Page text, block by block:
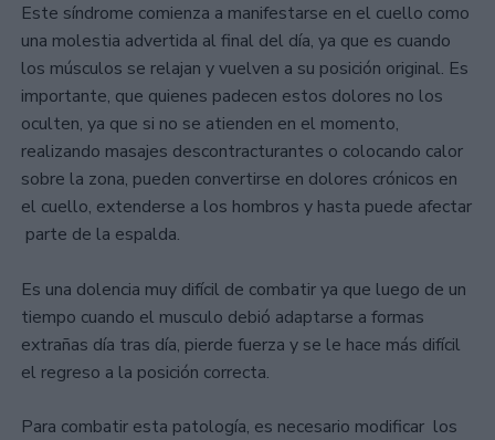
Este síndrome comienza a manifestarse en el cuello como
una molestia advertida al final del día, ya que es cuando
los músculos se relajan y vuelven a su posición original. Es
importante, que quienes padecen estos dolores no los
oculten, ya que si no se atienden en el momento,
realizando masajes descontracturantes o colocando calor
sobre la zona, pueden convertirse en dolores crónicos en
el cuello, extenderse a los hombros y hasta puede afectar
parte de la espalda.
Es una dolencia muy difícil de combatir ya que luego de un
tiempo cuando el musculo debió adaptarse a formas
extrañas día tras día, pierde fuerza y se le hace más difícil
el regreso a la posición correcta.
Para combatir esta patología, es necesario modificar los